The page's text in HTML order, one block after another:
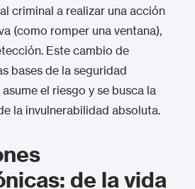
criminal a realizar una acción
(como romper una ventana),
Este cambio de
bases de la seguridad
el riesgo y se busca la
la invulnerabilidad absoluta.
de la vida